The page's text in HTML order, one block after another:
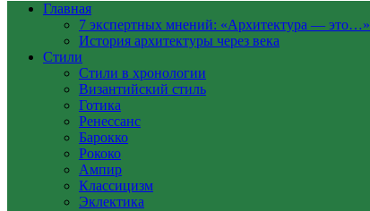
Главная
7 экспертных мнений: «Архитектура — это…»
История архитектуры через века
Стили
Стили в хронологии
Византийский стиль
Готика
Ренессанс
Барокко
Рококо
Ампир
Классицизм
Эклектика